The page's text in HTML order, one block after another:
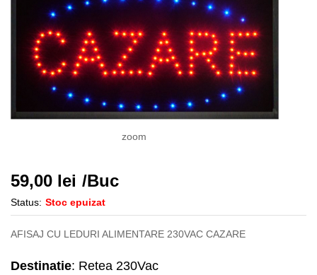
zoom
59,00 lei /Buc
Status: Stoc epuizat
AFISAJ CU LEDURI ALIMENTARE 230VAC CAZARE
Destinatie: Retea 230Vac